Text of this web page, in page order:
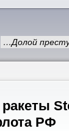
…Долой
РФ